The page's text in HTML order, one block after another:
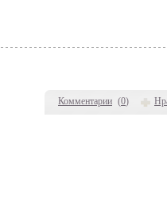
Комментарии (0)